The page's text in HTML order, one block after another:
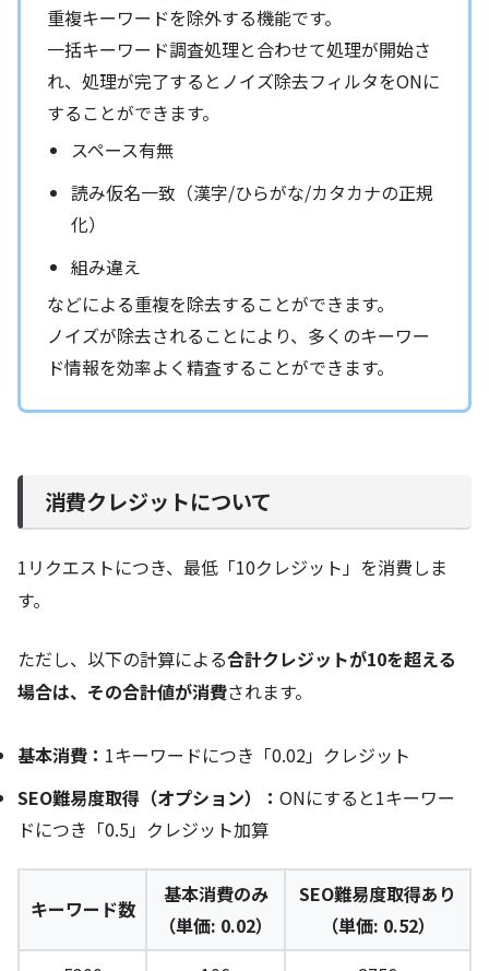
重複キーワードを除外する機能です。
一括キーワード調査処理と合わせて処理が開始さ
れ、処理が完了するとノイズ除去フィルタをONに
することができます。
スペース有無
読み仮名一致（漢字/ひらがな/カタカナの正規
化）
組み違え
などによる重複を除去することができます。
ノイズが除去されることにより、多くのキーワー
ド情報を効率よく精査することができます。
消費クレジットについて
1リクエストにつき、最低「10クレジット」を消費しま
す。
ただし、以下の計算による合計クレジットが10を超える
場合は、その合計値が消費されます。
基本消費： 1キーワードにつき「0.02」クレジット
SEO難易度取得（オプション）： ONにすると1キーワー
ドにつき「0.5」クレジット加算
キーワード数
基本消費のみ
（単価: 0.02）
SEO難易度取得あり
（単価: 0.52）